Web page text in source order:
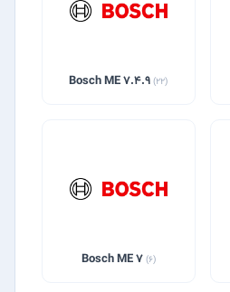
Bosch ME 7.4.9(22)
Bosch ME 7 (6)